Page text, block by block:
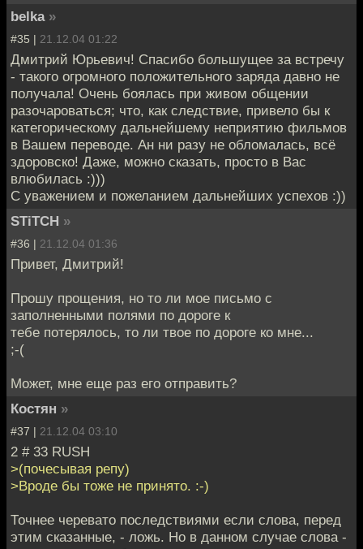
belka »
#35 | 21.12.04 01:22
Дмитрий Юрьевич! Спасибо большущее за встречу
- такого огромного положительного заряда давно не
получала! Очень боялась при живом общении
разочароваться; что, как следствие, привело бы к
категорическому дальнейшему неприятию фильмов
в Вашем переводе. Ан ни разу не обломалась, всё
здоровско! Даже, можно сказать, просто в Вас
влюбилась :)))
С уважением и пожеланием дальнейших успехов :))
STiTCH »
#36 | 21.12.04 01:36
Привет, Дмитрий!
Прошу прощения, но то ли мое письмо с
заполненными полями по дороге к
тебе потерялось, то ли твое по дороге ко мне...
;-(
Может, мне еще раз его отправить?
Костян »
#37 | 21.12.04 03:10
2 # 33 RUSH
>(почесывая репу)
>Вроде бы тоже не принято. :-)
Точнее черевато последствиями если слова, перед
этим сказанные, - ложь. Но в данном случае слова -